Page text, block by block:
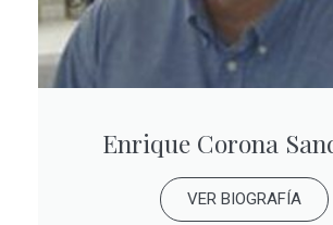
Enrique Corona
VER BIOGRAFÍA